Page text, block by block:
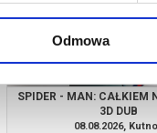
Odmowa
SPIDER - MAN: CAŁKIEM
3D DUB
08.08.2026, Kutno